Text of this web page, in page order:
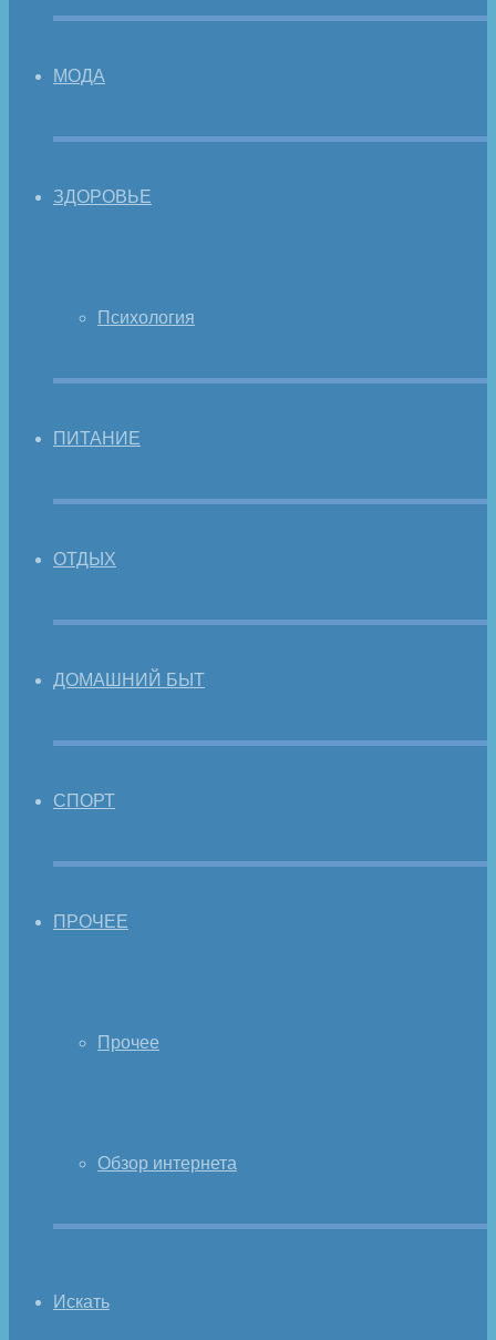
МОДА
ЗДОРОВЬЕ
Психология
ПИТАНИЕ
ОТДЫХ
ДОМАШНИЙ БЫТ
СПОРТ
ПРОЧЕЕ
Прочее
Обзор интернета
Искать